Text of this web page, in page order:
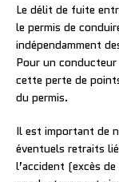
Le délit de fuite
le permis de
indépendamment
Pour un
cette perte de
du permis.
Il est important de
éventuels retraits
l’accident (excès